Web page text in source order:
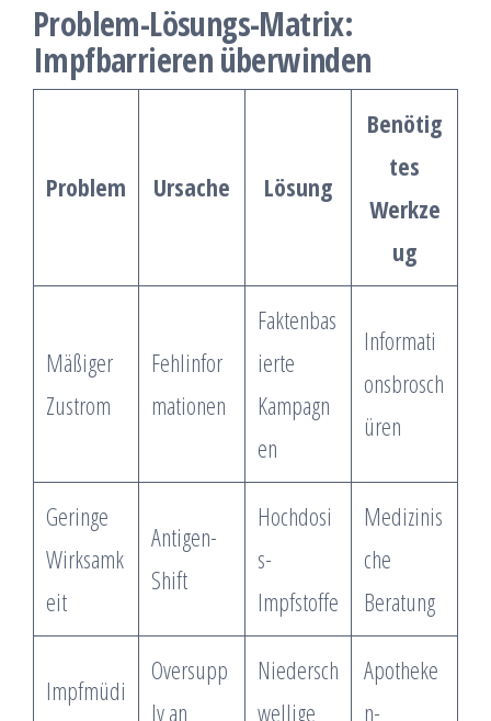
Problem-Lösungs-Matrix:
Impfbarrieren überwinden
Problem Ursache Lösung
Benötig
tes
Werkze
ug
Mäßiger
Zustrom
Fehlinfor
mationen
Faktenbas
ierte
Kampagn
en
Informati
onsbrosch
üren
Geringe
Wirksamk
eit
Antigen-
Shift
Hochdosi
s-
Impfstoffe
Medizinis
che
Beratung
Impfmüdi
Oversupp
ly an
Niedersch
wellige
Apotheke
n-